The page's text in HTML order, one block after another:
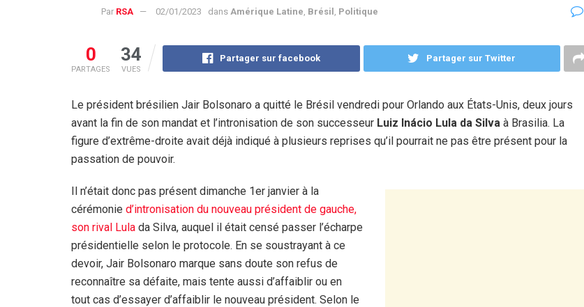
Par RSA 02/01/2023 dans Amérique Latine Brésil Politique
0
PARTAGES
34
VUES
Partager sur facebook Partager sur Twitter
Le président brésilien Jair Bolsonaro a quitté le Brésil vendredi pour Orlando aux États-Unis, deux jours
avant la fin de son mandat et l’intronisation de son successeur Luiz Inácio Lula da Silva à Brasilia. La
figure d’extrême-droite avait déjà indiqué à plusieurs reprises qu’il pourrait ne pas être présent pour la
passation de pouvoir.
Il n’était donc pas présent dimanche 1er janvier à la
cérémonie d’intronisation du nouveau président de gauche,
son rival Lula da Silva, auquel il était censé passer l’écharpe
présidentielle selon le protocole. En se soustrayant à ce
devoir, Jair Bolsonaro marque sans doute son refus de
reconnaître sa défaite, mais tente aussi d’affaiblir ou en
tout cas d’essayer d’affaiblir le nouveau président. Selon le